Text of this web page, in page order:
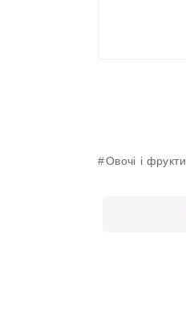
Овочі і фрукти